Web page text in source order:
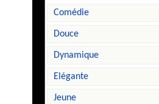
comédie
douce
dynamique
elégante
jeune